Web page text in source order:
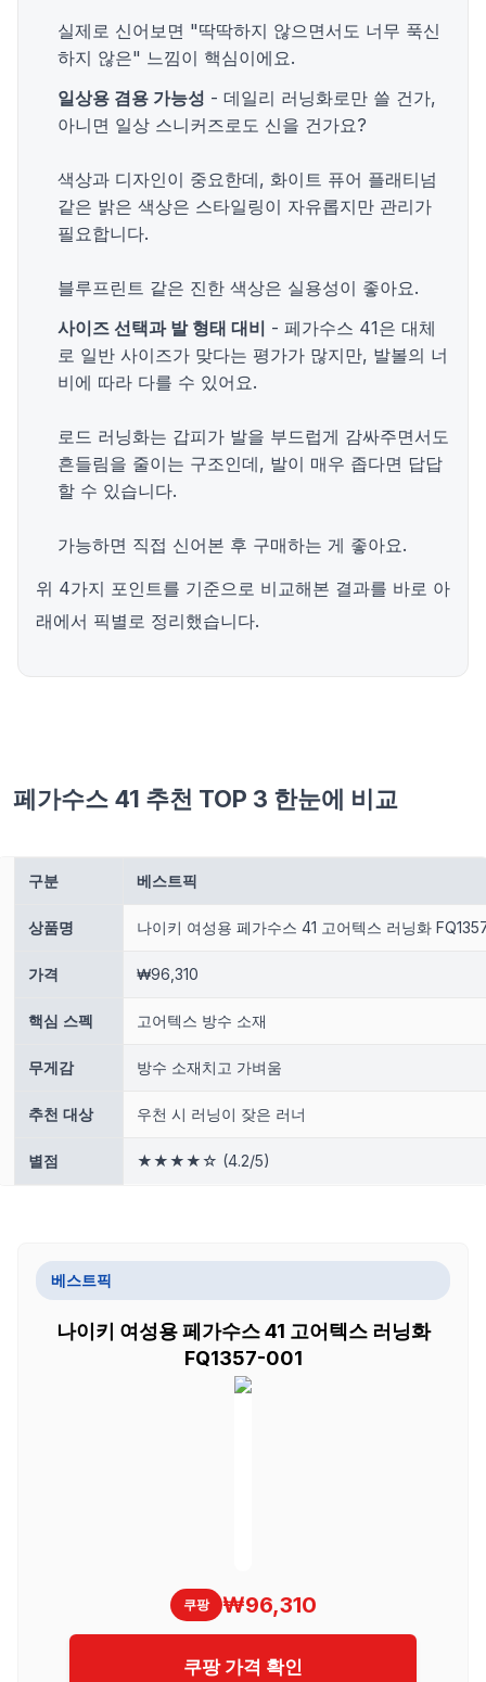
실제로 신어보면 "딱딱하지 않으면서도 너무 푹신
하지 않은" 느낌이 핵심이에요.
일상용 겸용 가능성 - 데일리 러닝화로만 쓸 건가,
아니면 일상 스니커즈로도 신을 건가요?
색상과 디자인이 중요한데, 화이트 퓨어 플래티넘
같은 밝은 색상은 스타일링이 자유롭지만 관리가
필요합니다.
블루프린트 같은 진한 색상은 실용성이 좋아요.
사이즈 선택과 발 형태 대비 - 페가수스 41은 대체
로 일반 사이즈가 맞다는 평가가 많지만, 발볼의 너
비에 따라 다를 수 있어요.
로드 러닝화는 갑피가 발을 부드럽게 감싸주면서도
흔들림을 줄이는 구조인데, 발이 매우 좁다면 답답
할 수 있습니다.
가능하면 직접 신어본 후 구매하는 게 좋아요.
위 4가지 포인트를 기준으로 비교해본 결과를 바로 아
래에서 픽별로 정리했습니다.
페가수스 41 추천 TOP 3 한눈에 비교
구분 베스트픽
상품명 나이키 여성용 페가수스 41 고어텍스 러닝화
가격 ₩96,310
핵심 스펙 고어텍스 방수 소재
무게감 방수 소재치고 가벼움
추천 대상 우천 시 러닝이 잦은 러너
별점 ★★★★☆ (4.2/5)
베스트픽
나이키 여성용 페가수스 41 고어텍스 러닝화
FQ1357-001
쿠팡 ₩96,310
쿠팡 가격 확인